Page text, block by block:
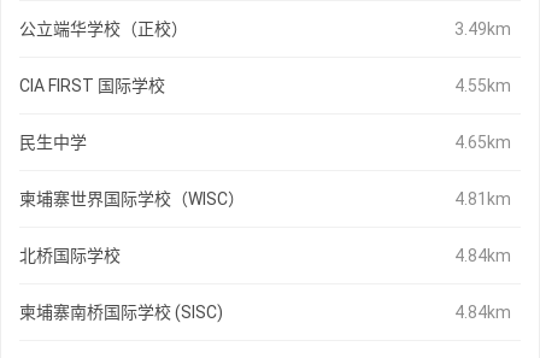
公立端华学校（正校） 3.49km
CIA FIRST 国际学校 4.55km
民生中学 4.65km
柬埔寨世界国际学校（WISC） 4.81km
北桥国际学校 4.84km
柬埔寨南桥国际学校 (SISC) 4.84km